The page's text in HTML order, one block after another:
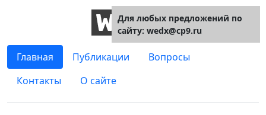
Главная Публикации
Вопросы
Контакты
О сайте
Для любых предложений по
сайту: wedx@cp9.ru